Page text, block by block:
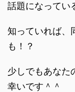
話題になってい
知っていれば、
も！？
少しでもあなた
幸いです＾＾